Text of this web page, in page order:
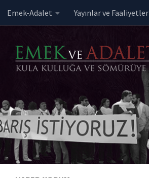
Skip to content
Emek-Adalet Yayınlar ve Faaliyetler